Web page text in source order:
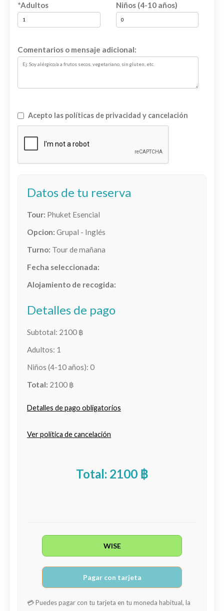
*Adultos Niños (4-10 años)
Comentarios o mensaje adicional:
Acepto las políticas de privacidad y cancelación
Datos de tu reserva
Tour: Phuket Esencial
Opcion: Grupal - Inglés
Turno: Tour de mañana
Fecha seleccionada:
Alojamiento de recogida:
Detalles de pago
Subtotal: 2100 ฿
Adultos: 1
Niños (4-10 años): 0
Total: 2100 ฿
Detalles de pago obligatorios
Ver política de cancelación
Total: 2100 ฿
WISE
Pagar con tarjeta
💳 Puedes pagar con tu tarjeta en tu moneda habitual, la